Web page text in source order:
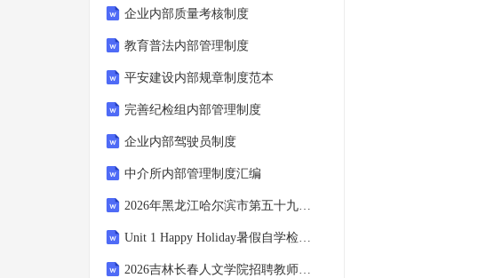
企业内部质量考核制度
教育普法内部管理制度
平安建设内部规章制度范本
完善纪检组内部管理制度
企业内部驾驶员制度
中介所内部管理制度汇编
2026年黑龙江哈尔滨市第五十九中学校临时招聘笔试模拟试题及答案解析
Unit 1 Happy Holiday暑假自学检测题（含答案）-2025年暑假人教版(2024)英语八年级上册
2026吉林长春人文学院招聘教师笔试备考题库及答案解析